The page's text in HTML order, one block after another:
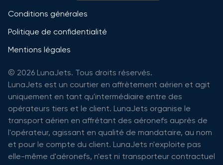
Conditions générales
Politique de confidentialité
Mentions légales
© 2026 LunaJets. Tous droits réservés.
LunaJets est un courtier en affrètement aérien et agit
uniquement en tant qu'intermédiaire entre des
opérateurs tiers et le client. LunaJets organise le
transport aérien en affrétant des aéronefs auprès de
l'opérateur, agissant en qualité de mandataire, au nom
et pour le compte du client. LunaJets n'exploite pas
elle-même d'aéronefs, n'est ni transporteur contractuel